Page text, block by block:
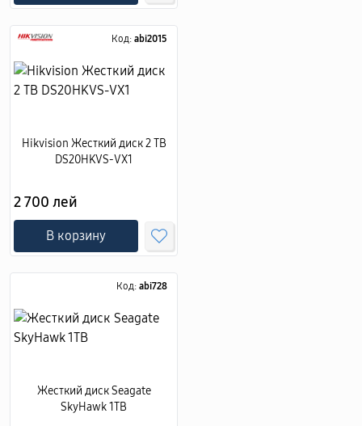
Код: abi2015
Hikvision Жесткий диск 2 TB
DS20HKVS-VX1
2 700 лей
В корзину
Код: abi728
Жесткий диск Seagate
SkyHawk 1TB